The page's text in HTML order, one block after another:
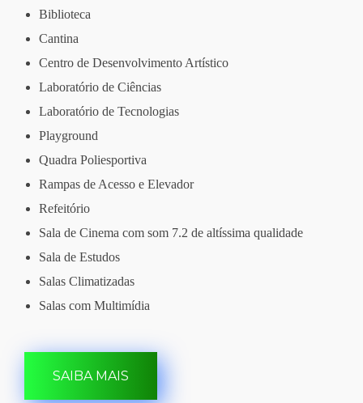
Biblioteca
Cantina
Centro de Desenvolvimento Artístico
Laboratório de Ciências
Laboratório de Tecnologias
Playground
Quadra Poliesportiva
Rampas de Acesso e Elevador
Refeitório
Sala de Cinema com som 7.2 de altíssima qualidade
Sala de Estudos
Salas Climatizadas
Salas com Multimídia
SAIBA MAIS